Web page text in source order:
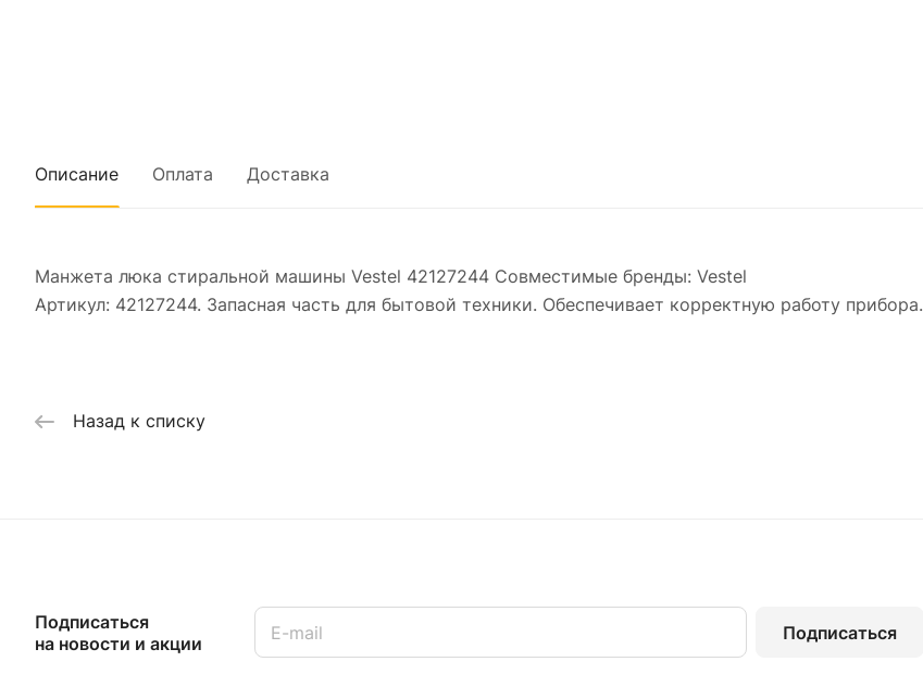
Описание Оплата Доставка
Манжета люка стиральной машины Vestel 42127244 Совместимые бренды: Vestel
Артикул: 42127244. Запасная часть для бытовой техники. Обеспечивает корректную работу прибора.
Назад к списку
Подписаться
на новости и акции
Подписаться